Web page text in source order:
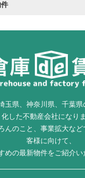
玉県、神奈川県、千葉
化した不動産会社になりま
んのこと、事業拡大な
客様に向けて、
めの最新物件をご紹介い